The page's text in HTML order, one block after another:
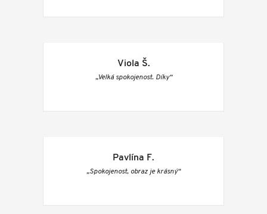
Viola Š.
„Velká spokojenost. Díky“
Pavlína F.
„Spokojenost, obraz je krásný“